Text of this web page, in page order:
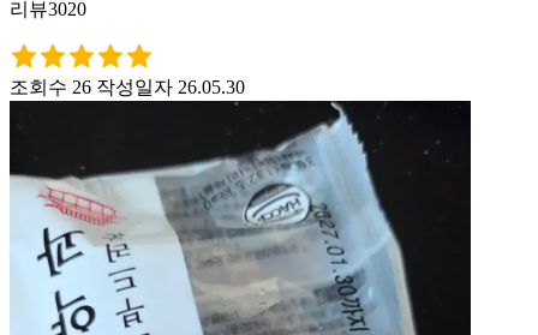
리뷰3020
조회수 26 작성일자 26.05.30